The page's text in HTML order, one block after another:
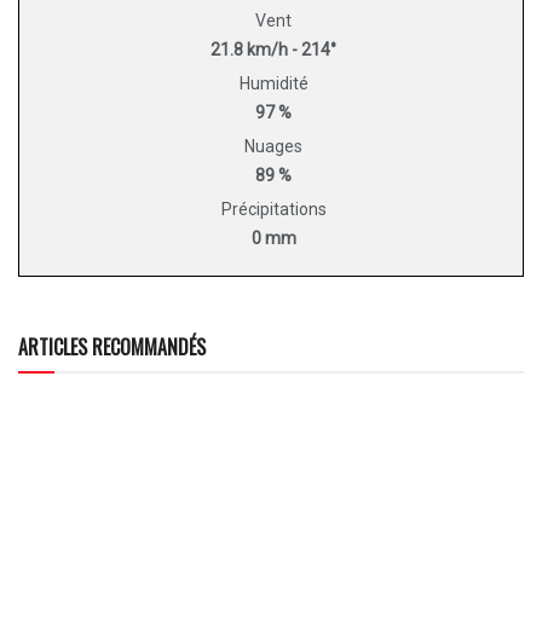
Vent
21.8 km/h - 214°
Humidité
97 %
Nuages
89 %
Précipitations
0 mm
ARTICLES RECOMMANDÉS